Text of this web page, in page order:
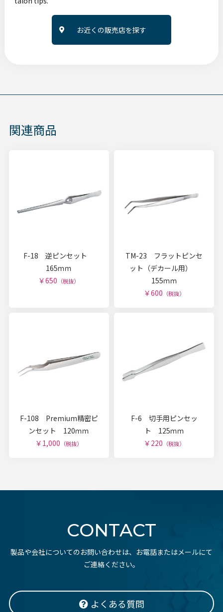
お近くの販売店を探す
関連商品
F-18 逆ピンセット
165ｍｍ
￥650 （税抜）
TM-23 フラットピンセ
ット（デカール用）
155ｍｍ
￥600 （税抜）
F-108 Premium精密ピ
ンセット 120ｍｍ
￥1,000 （税抜）
F-6 切手用ピンセッ
ト 125ｍｍ
￥220 （税抜）
CONTACT
製品や会社についてのお問い合わせは、お電話またはメールにて
ご連絡ください。
よくある質問